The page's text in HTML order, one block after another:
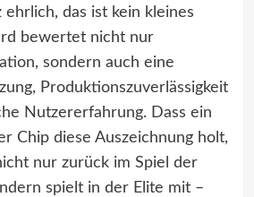
ehrlich, das ist kein kleines
bewertet nicht nur
sondern auch eine
Produktionszuverlässigkeit
Nutzererfahrung. Dass ein
Chip diese Auszeichnung holt,
nur zurück im Spiel der
spielt in der Elite mit –